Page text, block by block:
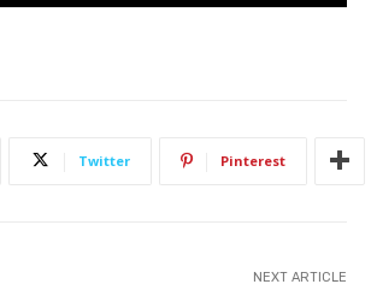
Twitter Pinterest
NEXT ARTICLE